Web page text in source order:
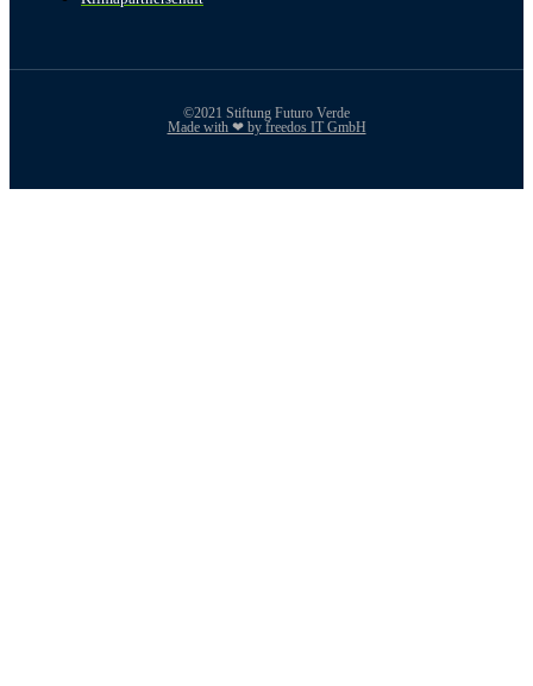
©2021 Stiftung Futuro Verde
Made with ❤ by freedos IT GmbH